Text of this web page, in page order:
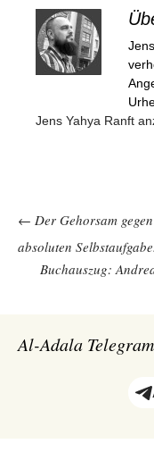
Jens Yahya Ranft
← Der Gehorsam
absoluten Selbstaufgabe.
Buchauszug:
Al-Adala